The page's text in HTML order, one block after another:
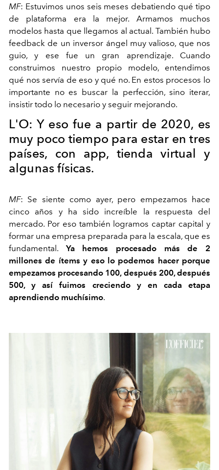
MF: Estuvimos unos seis meses debatiendo qué tipo
de plataforma era la mejor. Armamos muchos
modelos hasta que llegamos al actual. También hubo
feedback de un inversor ángel muy valioso, que nos
guio, y ese fue un gran aprendizaje. Cuando
construimos nuestro propio modelo, entendimos
qué nos servía de eso y qué no. En estos procesos lo
importante no es buscar la perfección, sino iterar,
insistir todo lo necesario y seguir mejorando.
L'O:Y eso fue a partir de 2020, es
muy poco tiempo para estar en tres
países, con app, tienda virtual y
algunas físicas.
MF: Se siente como ayer, pero empezamos hace
cinco años y ha sido increíble la respuesta del
mercado. Por eso también logramos captar capital y
formar una empresa preparada para la escala, que es
fundamental. Ya hemos procesado más de 2
millones de ítems y eso lo podemos hacer porque
empezamos procesando 100, después 200, después
500, y así fuimos creciendo y en cada etapa
aprendiendo muchísimo.